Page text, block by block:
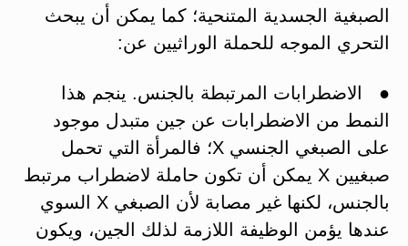
الصبغية الجسدية المتنحية؛ كما يمكن أن يبحث
التحري الموجه للحملة الوراثيين عن:
● الاضطرابات المرتبطة بالجنس. ينجم هذا
النمط من الاضطرابات عن جين متبدل موجود
على الصبغي الجنسي X؛ فالمرأة التي تحمل
صبغيين X يمكن أن تكون حاملة لاضطراب مرتبط
بالجنس، لكنها غير مصابة لأن الصبغي X السوي
عندها يؤمن الوظيفة اللازمة لذلك الجين، ويكون